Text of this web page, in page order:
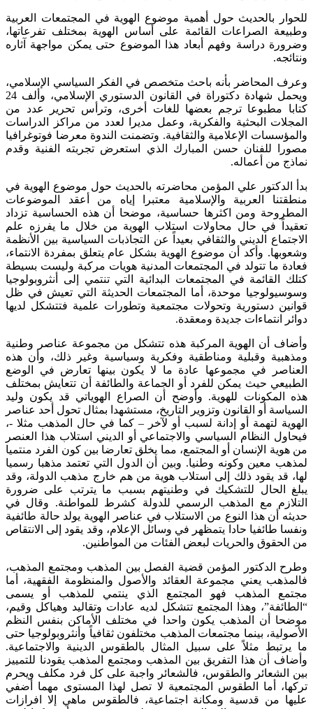
للحوار بالحديث حول أهمية موضوع الهوية في المجتمعات العربية
وطبيعة الصراعات القائمة على أساس الهوية بمختلف تفرعاتها،
وضرورة دراسة وفهم أبعاد هذا الموضوع حتى يمكن مواجهة آثاره
ونتائجه.
وعرف المحاضر بأنه باحث متخصص في الفكر السياسي الإسلامي،
ويحمل شهادة دكتوراة في القانون الدستوري الإسلامي، وألف 24
كتابا مطبوعا ترجم بعضها للغات أخرى، وترأس تحرير عدد من
المجلات البحثية والفكرية، وعمل مديرا لعدد من مراكز الدراسات
والمؤسسات الإعلامية والثقافية. وتضمنت الندوة معرضا فوتوغرافيا
مصورا للفنان حسن المبارك الذي استعرض تجربته الفنية وقدم
نماذج من أعماله.
بدأ الدكتور علي المؤمن محاضرته بالحديث حول موضوع الهوية في
منطقتنا العربية والإسلامية معتبرا إياه من أعقد الموضوعات
المطروحة ومن اكثرها حساسية، موضحا أن هذه الحساسية تزداد
تعقيداً في حال محاولات استلاب الهوية من خلال ما يفرزه علم
الاجتماع الديني والثقافي بعيداً عن التجاذبات السياسية بين الأنظمة
وشعوبها. وأكد أن موضوع الهوية بشكل عام يتعلق بمفردة الانتماء،
فعادة ما تتولد في المجتمعات المدنية هويات مركبة وليست بسيطة
كتلك القائمة في المجتمعات البدائية التي تنتمي إلى أنثروبولوجيا
وسوسيولوجيا موحدة، أما المجتمعات الحديثة التي تعيش في ظل
قوانين دستورية وتحولات مجتمعية وتطورات علمية فتتشكل لديها
دوائر انتماءات جديدة ومعقدة.
وأضاف أن الهوية المركبة هذه تتشكل من مجموعة عناصر وطنية
ومذهبية وقبلية ومناطقية وفكرية وسياسية وغير ذلك، وأن هذه
العناصر في مجموعها عادة ما لا يكون بينها تعارض في الوضع
الطبيعي حيث يمكن للفرد أو الجماعة والطائفة أن تتعايش بمختلف
هذه المكونات للهوية. وأوضح أن الصراع الهوياتي قد يكون وليد
السياسة أو القانون وتزوير التاريخ، مستشهدا بمثال تحول أحد عناصر
الهوية لتهمة أو إدانة لسبب أو لآخر – كما في حال المذهب مثلا -،
فيحاول النظام السياسي والاجتماعي أو الديني استلاب هذا العنصر
من هوية الإنسان أو المجتمع، مما يخلق تعارضا بين كون الفرد منتميا
لمذهب معين وكونه وطنيا. وبين أن الدول التي تعتمد مذهبا رسميا
لها، قد يقود ذلك إلى استلاب هوية من هم خارج مذهب الدولة، وقد
يبلغ الحال للتشكيك في وطنيتهم بسبب ما يترتب على ضرورة
التلازم مع المذهب الرسمي للدولة كشرط للمواطنة. وقال في
حديثه أن هذا النوع من الاستلاب في عناصر الهوية يولد حالة طائفية
ونفسا طائفيا حادا يتمظهر في وسائل الإعلام، وقد يقود إلى الانتقاص
من الحقوق والحريات لبعض الفئات من المواطنين.
وطرح الدكتور المؤمن قضية الفصل بين المذهب ومجتمع المذهب،
فالمذهب يعني مجموعة العقائد والأصول والمنظومة الفقهية، أما
مجتمع المذهب فهو المجتمع الذي ينتمي للمذهب أو يسمى
“الطائفة”، وهذا المجتمع تتشكل لديه عادات وتقاليد وهياكل وقيم،
موضحا أن المذهب يكون واحدا في مختلف الأماكن بنفس النظم
الأصولية، بينما مجتمعات المذهب مختلفون ثقافياً وأنثروبولوجيا حتى
ما يرتبط مثلاً على سبيل المثال بالطقوس الدينية والاجتماعية.
وأضاف أن هذا التفريق بين المذهب ومجتمع المذهب يقودنا للتمييز
بين الشعائر والطقوس، فالشعائر واجبة على كل فرد مكلف ويحرم
تركها، أما الطقوس المجتمعية لا تصل لهذا المستوى مهما أضفي
عليها من قدسية ومكانة اجتماعية، فالطقوس ماهي إلا افرازات